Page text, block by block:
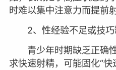
时难以集中注意力而提前射
2、性经验不足或技巧
青少年时期缺乏正确性
求快速射精，可能固化“快